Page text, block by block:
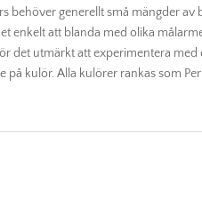
behöver generellt små mängder
enkelt att blanda med olika
det utmärkt att experimentera
på kulör. Alla kulörer rankas som